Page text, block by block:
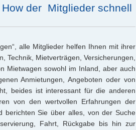
der Mitglieder schnell
alle Mitglieder helfen Ihnen mit ihrer
Technik, Mietverträgen, Versicherungen,
Mietwagen sowohl im Inland, aber auch
Anmietungen, Angeboten oder von
beides ist interessant für die anderen
von den wertvollen Erfahrungen der
berichten Sie über alles, von der Suche
Fahrt, Rückgabe bis hin zur